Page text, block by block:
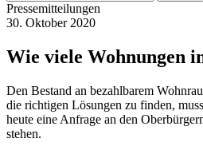
Pressemitteilungen
30. Oktober 2020
Wie viele Wohnungen
Den Bestand an bezahlbarem
die richtigen Lösungen zu finden,
heute eine Anfrage an den
stehen.